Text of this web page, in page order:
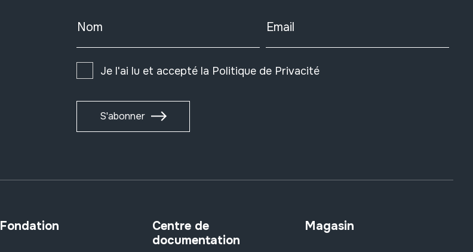
Nom Email
Je l'ai lu et accepté la Politique de Privacité
S'abonner
Fondation
Centre de
documentation
Magasin